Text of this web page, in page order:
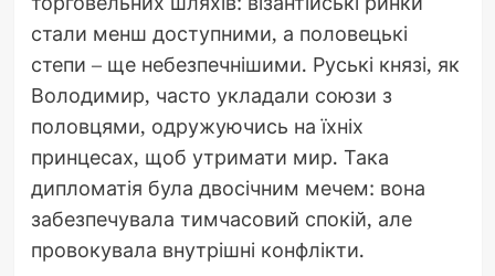
стали менш доступними, а половецькі
степи – ще небезпечнішими. Руські князі, як
Володимир, часто укладали союзи з
половцями, одружуючись на їхніх
принцесах, щоб утримати мир. Така
дипломатія була двосічним мечем: вона
забезпечувала тимчасовий спокій, але
провокувала внутрішні конфлікти.